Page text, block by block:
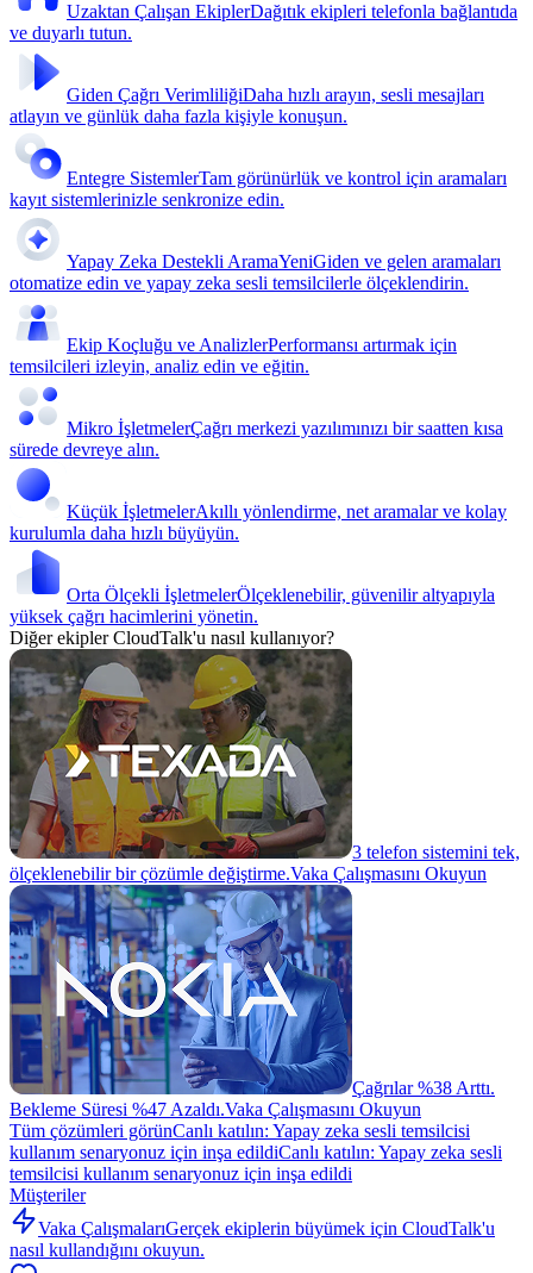
Uzaktan Çalışan EkiplerDağıtık ekipleri telefonla bağlantıda
ve duyarlı tutun.
Giden Çağrı VerimliliğiDaha hızlı arayın, sesli mesajları
atlayın ve günlük daha fazla kişiyle konuşun.
Entegre SistemlerTam görünürlük ve kontrol için aramaları
kayıt sistemlerinizle senkronize edin.
Yapay Zeka Destekli AramaYeniGiden ve gelen aramaları
otomatize edin ve yapay zeka sesli temsilcilerle ölçeklendirin.
Ekip Koçluğu ve AnalizlerPerformansı artırmak için
temsilcileri izleyin, analiz edin ve eğitin.
Mikro İşletmelerÇağrı merkezi yazılımınızı bir saatten kısa
sürede devreye alın.
Küçük İşletmelerAkıllı yönlendirme, net aramalar ve kolay
kurulumla daha hızlı büyüyün.
Orta Ölçekli İşletmelerÖlçeklenebilir, güvenilir altyapıyla
yüksek çağrı hacimlerini yönetin.
Diğer ekipler CloudTalk'u nasıl kullanıyor?
3 telefon sistemini tek,
ölçeklenebilir bir çözümle değiştirme.Vaka Çalışmasını Okuyun
Çağrılar %38 Arttı.
Bekleme Süresi %47 Azaldı.Vaka Çalışmasını Okuyun
Tüm çözümleri görünCanlı katılın: Yapay zeka sesli temsilcisi
kullanım senaryonuz için inşa edildiCanlı katılın: Yapay zeka sesli
temsilcisi kullanım senaryonuz için inşa edildi
Müşteriler
Vaka ÇalışmalarıGerçek ekiplerin büyümek için CloudTalk'u
nasıl kullandığını okuyun.